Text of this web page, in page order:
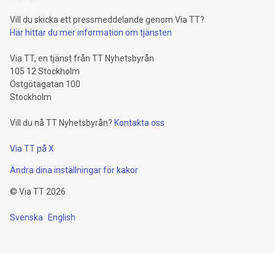
Vill du skicka ett pressmeddelande genom Via TT?
Här hittar du mer information om tjänsten
Via TT, en tjänst från TT Nyhetsbyrån
105 12 Stockholm
Östgötagatan 100
Stockholm
Vill du nå TT Nyhetsbyrån? Kontakta oss
Via TT på X
Ändra dina inställningar för kakor
© Via TT 2026
Svenska English